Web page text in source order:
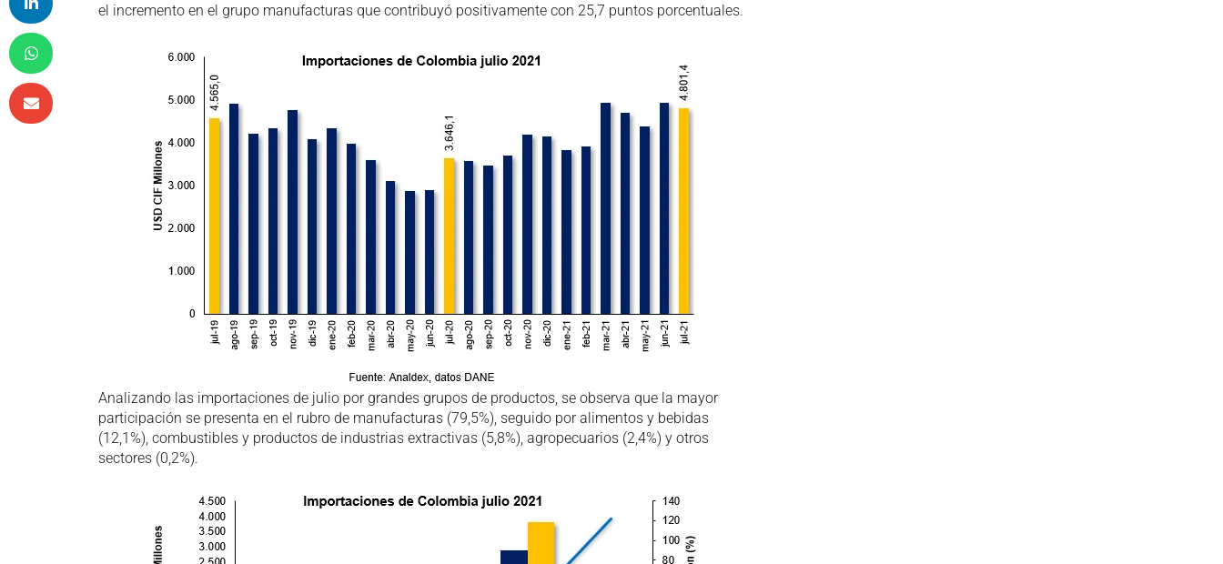
el incremento en el grupo manufacturas que contribuyó positivamente con 25,7 puntos porcentuales.
Analizando las importaciones de julio por grandes grupos de productos, se observa que la mayor
participación se presenta en el rubro de manufacturas (79,5%), seguido por alimentos y bebidas
(12,1%), combustibles y productos de industrias extractivas (5,8%), agropecuarios (2,4%) y otros
sectores (0,2%).